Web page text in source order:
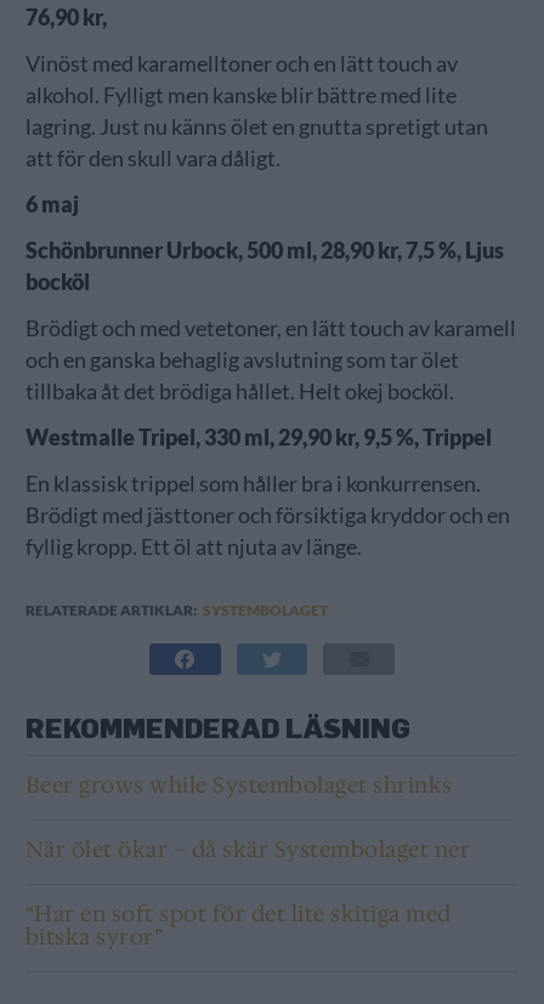
76,90 kr,
Vinöst med karamelltoner och en lätt touch av
alkohol. Fylligt men kanske blir bättre med lite
lagring. Just nu känns ölet en gnutta spretigt utan
att för den skull vara dåligt.
6 maj
Schönbrunner Urbock, 500 ml, 28,90 kr, 7,5 %, Ljus
bocköl
Brödigt och med vetetoner, en lätt touch av karamell
och en ganska behaglig avslutning som tar ölet
tillbaka åt det brödiga hållet. Helt okej bocköl.
Westmalle Tripel, 330 ml, 29,90 kr, 9,5 %, Trippel
En klassisk trippel som håller bra i konkurrensen.
Brödigt med jästtoner och försiktiga kryddor och en
fyllig kropp. Ett öl att njuta av länge.
RELATERADE ARTIKLAR: SYSTEMBOLAGET
REKOMMENDERAD LÄSNING
Beer grows while Systembolaget shrinks
När ölet ökar – då skär Systembolaget ner
“Har en soft spot för det lite skitiga med
bitska syror”